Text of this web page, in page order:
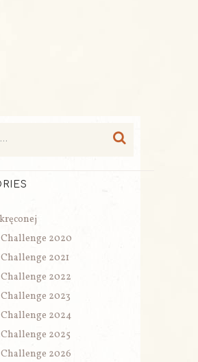
2020
2021
2022
2023
2024
2025
2026